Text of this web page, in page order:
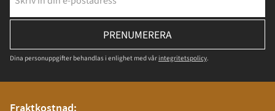
PRENUMERERA
Dina personuppgifter behandlas i enlighet med vår integritetspolicy.